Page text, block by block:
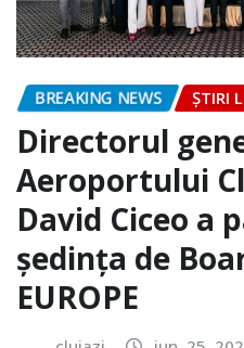
BREAKING NEWS ȘTIRI
Directorul
Aeroportului
David Ciceo a
ședința de
EUROPE